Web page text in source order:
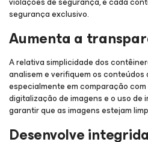
segurança exclusivo.
Aumenta a
A relativa simplicidade dos
analisem e verifiquem os
especialmente em comparação
digitalização de imagens e o uso de
garantir que as imagens estejam
Desenvolve